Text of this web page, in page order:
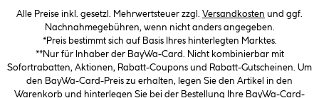
Alle Preise inkl. gesetzl. Mehrwertsteuer zzgl. Versandkosten und ggf.
Nachnahmegebühren, wenn nicht anders angegeben.
*Preis bestimmt sich auf Basis Ihres hinterlegten Marktes.
**Nur für Inhaber der BayWa-Card. Nicht kombinierbar mit
Sofortrabatten, Aktionen, Rabatt-Coupons und Rabatt-Gutscheinen. Um
den BayWa-Card-Preis zu erhalten, legen Sie den Artikel in den
Warenkorb und hinterlegen Sie bei der Bestellung Ihre BayWa-Card-